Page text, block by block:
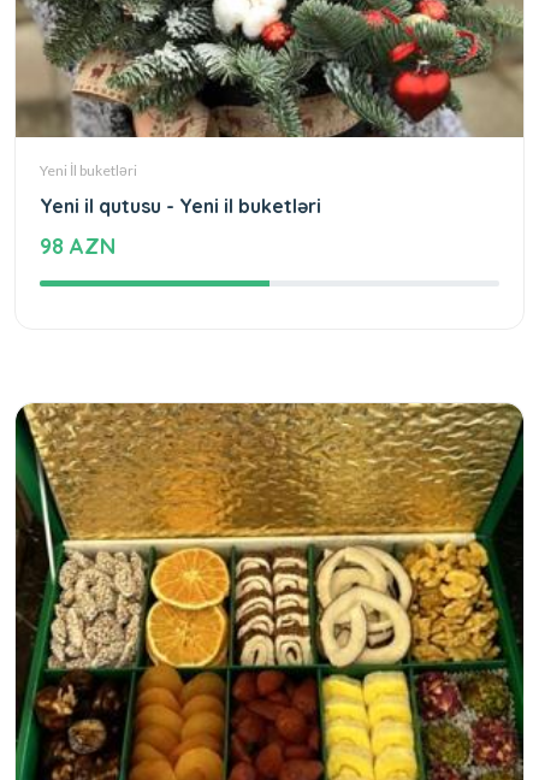
Yeni İl buketləri
Yeni il qutusu - Yeni il buketləri
98 AZN